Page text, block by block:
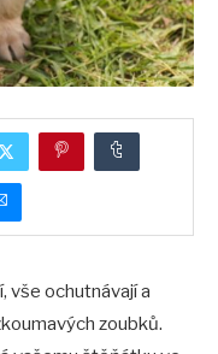
vše ochutnávají a
zoubků.